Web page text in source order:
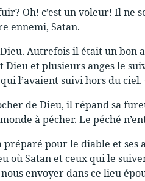
Oh! c’est un voleur! Il ne
ennemi, Satan.
Autrefois il était un
Dieu et plusieurs anges le
l’avaient suivi hors du ciel.
de Dieu, il répand sa
à pécher. Le péché
pour le diable et ses
où Satan et ceux qui le
envoyer dans ce lieu